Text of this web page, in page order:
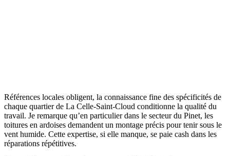
Références locales obligent, la connaissance fine des spécificités de
chaque quartier de La Celle-Saint-Cloud conditionne la qualité du
travail. Je remarque qu’en particulier dans le secteur du Pinet, les
toitures en ardoises demandent un montage précis pour tenir sous le
vent humide. Cette expertise, si elle manque, se paie cash dans les
réparations répétitives.